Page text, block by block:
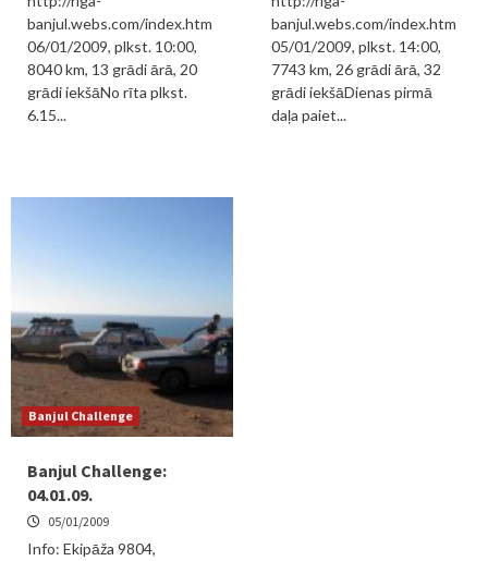
banjul.webs.com/index.htm
06/01/2009, plkst. 10:00,
8040 km, 13 grādi ārā, 20
grādi iekšāNo rīta plkst.
6.15...
banjul.webs.com/index.htm
05/01/2009, plkst. 14:00,
7743 km, 26 grādi ārā, 32
grādi iekšāDienas pirmā
daļa paiet...
Banjul Challenge
Banjul Challenge:
04.01.09.
05/01/2009
Info: Ekipāža 9804,